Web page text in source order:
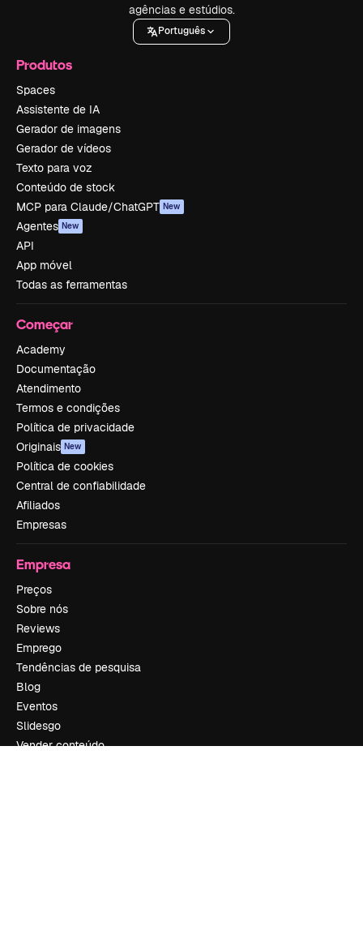
agências e estúdios.
Português
Produtos
Spaces
Assistente de IA
Gerador de imagens
Gerador de vídeos
Texto para voz
Conteúdo de stock
MCP para Claude/ChatGPT New
Agentes New
API
App móvel
Todas as ferramentas
Começar
Academy
Documentação
Atendimento
Termos e condições
Política de privacidade
Originais New
Política de cookies
Central de confiabilidade
Afiliados
Empresas
Empresa
Preços
Sobre nós
Reviews
Emprego
Tendências de pesquisa
Blog
Eventos
Slidesgo
Vender conteúdo